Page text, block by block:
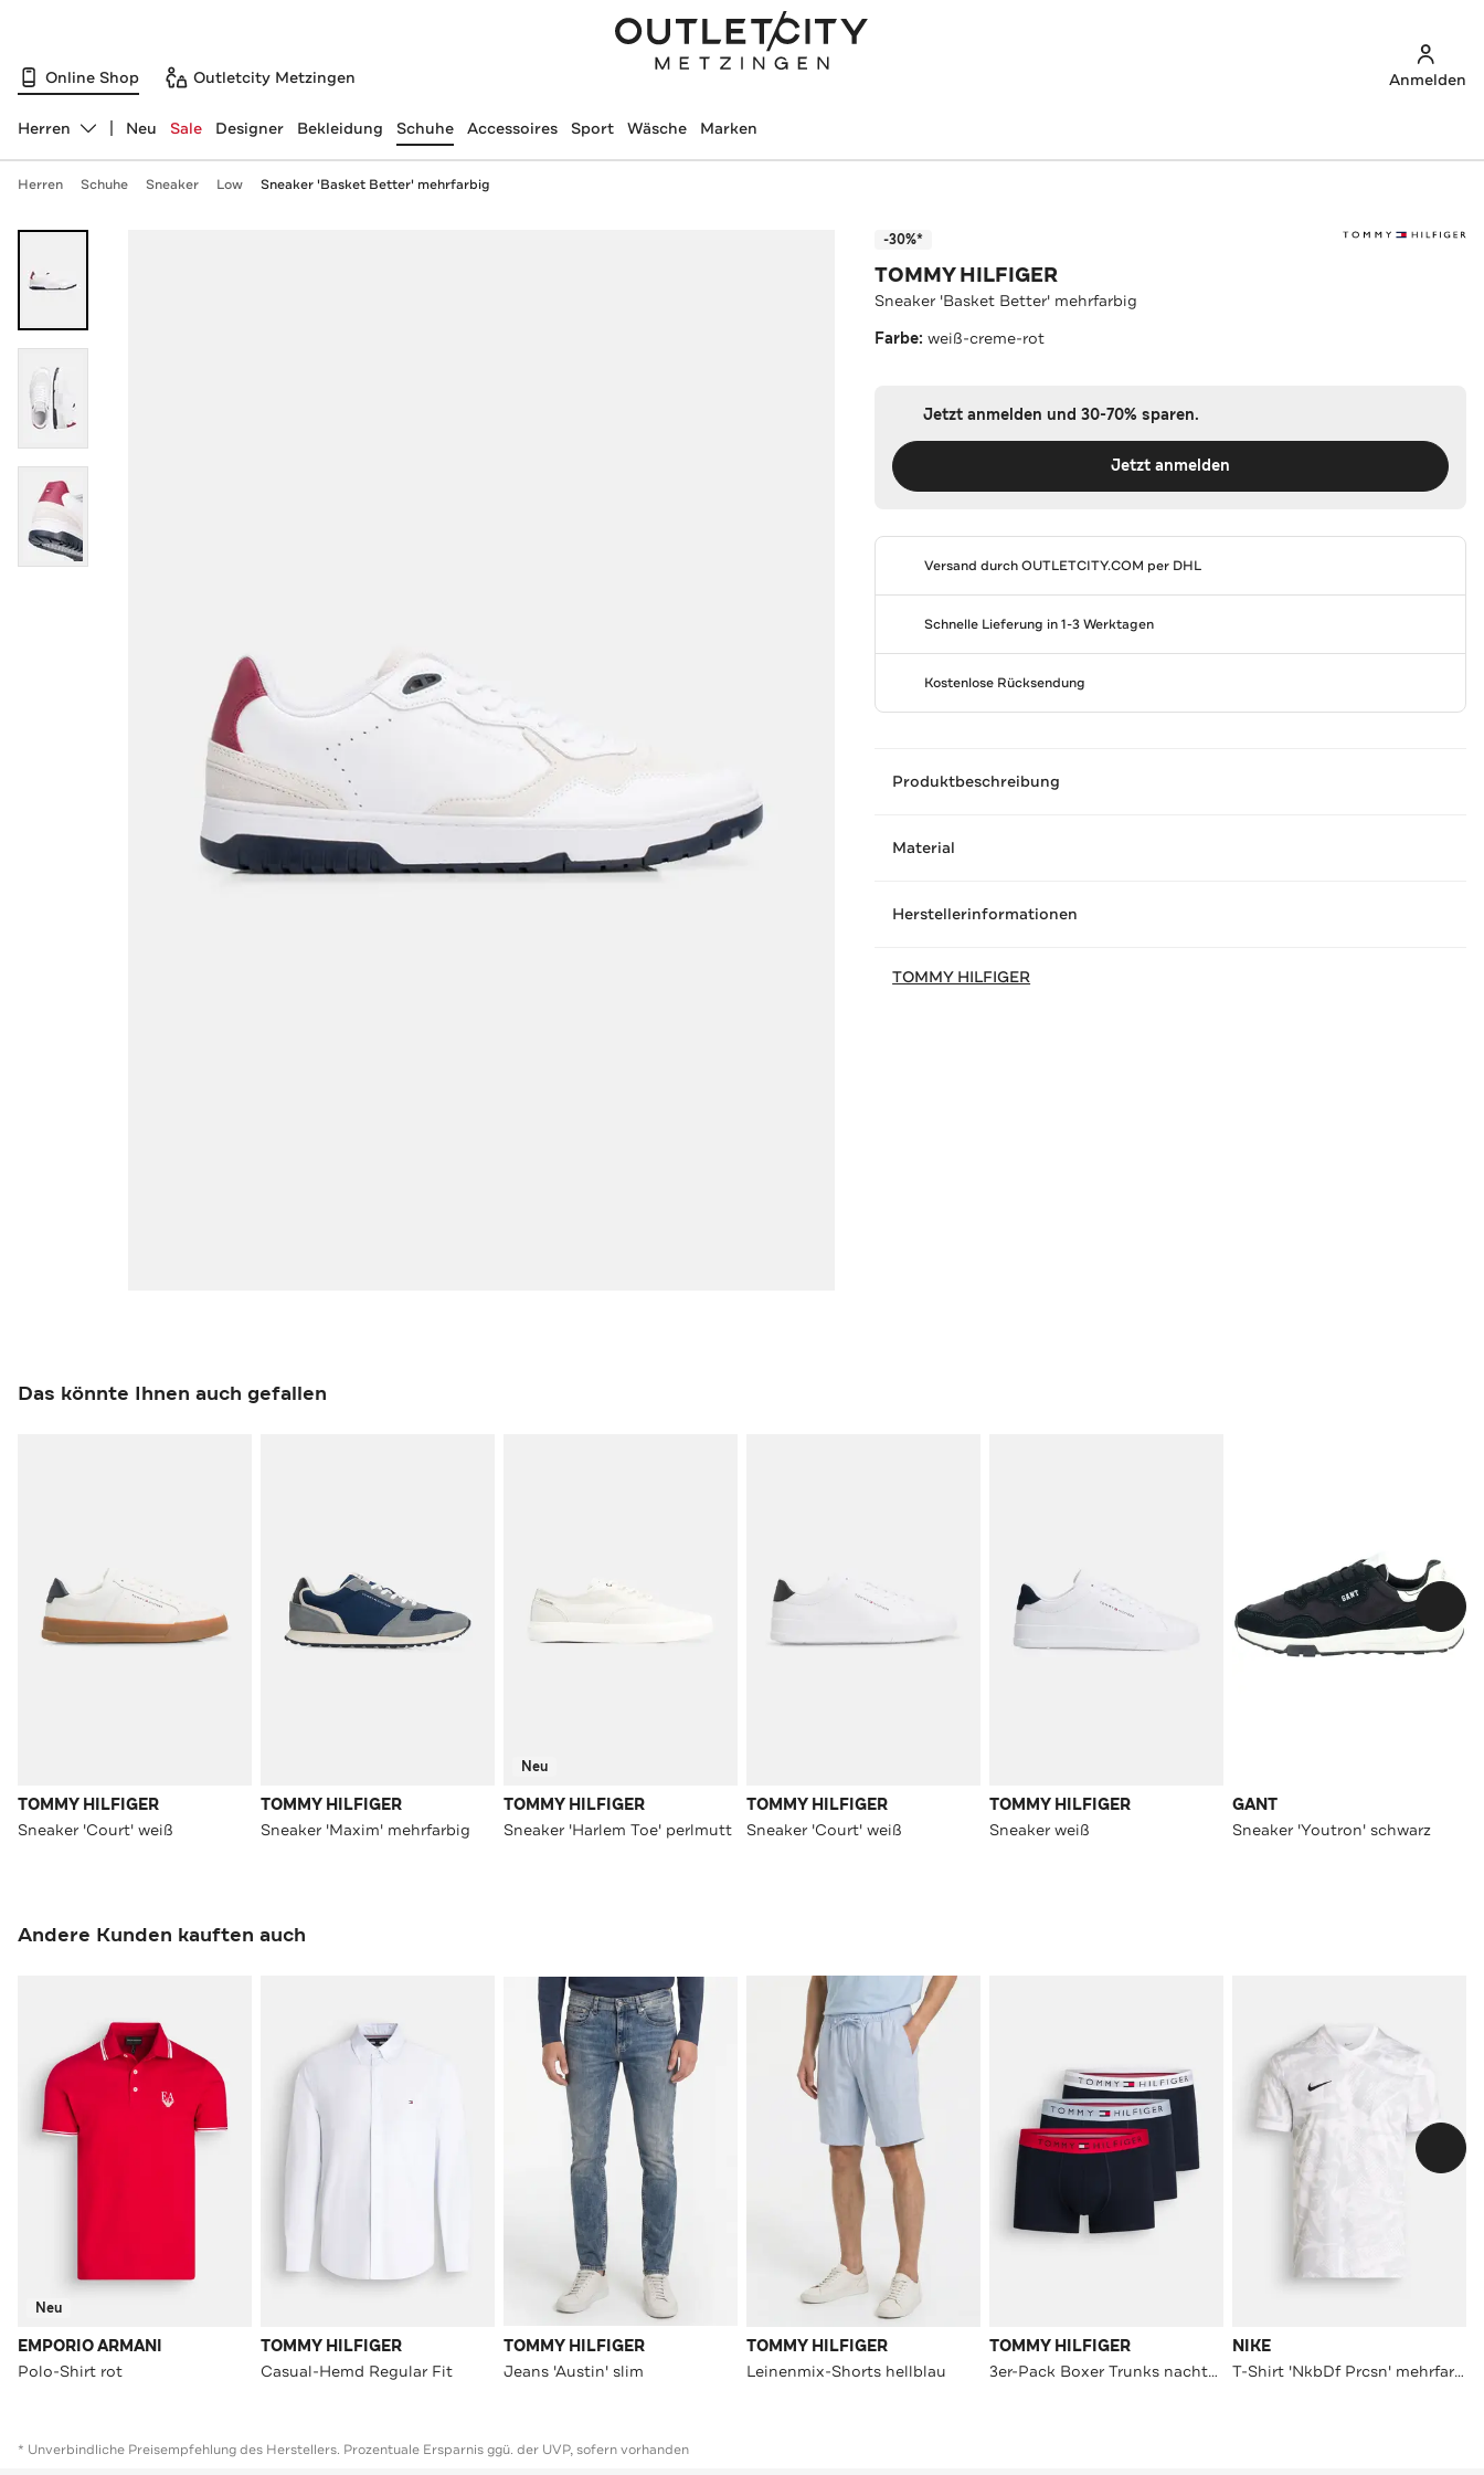
Online Shop Outletcity Metzingen Anmelden
Abteilung ändern, ausgewählt:
Herren Neu Sale Designer Bekleidung Schuhe Accessoires Sport Wäsche Marken
Herren Schuhe Sneaker Low Sneaker 'Basket Better' mehrfarbig
-30%*
TOMMY HILFIGER
Sneaker 'Basket Better' mehrfarbig
Farbe:weiß-creme-rot
Jetzt anmelden und 30-70% sparen.
Jetzt anmelden
Versand durchOUTLETCITY.COM per DHL
Schnelle Lieferung in 1-3 Werktagen
Kostenlose Rücksendung
Produktbeschreibung
Material
Herstellerinformationen
TOMMY HILFIGER
Das könnte Ihnen auch gefallen
TOMMY HILFIGER
Sneaker 'Court' weiß
TOMMY HILFIGER
Sneaker 'Maxim' mehrfarbig
Neu
TOMMY HILFIGER
Sneaker 'Harlem Toe' perlmutt
TOMMY HILFIGER
Sneaker 'Court' weiß
TOMMY HILFIGER
Sneaker weiß
GANT
Sneaker 'Youtron' schwarz
Andere Kunden kauften auch
Neu
EMPORIO ARMANI
Polo-Shirt rot
TOMMY HILFIGER
Casual-Hemd Regular Fit
TOMMY HILFIGER
Jeans 'Austin' slim
TOMMY HILFIGER
Leinenmix-Shorts hellblau
TOMMY HILFIGER
3er-Pack Boxer Trunks nachtblau
NIKE
T-Shirt 'NkbDf Prcsn' mehrfarbig
* Unverbindliche Preisempfehlung des Herstellers. Prozentuale Ersparnis ggü. der UVP, sofern vorhanden